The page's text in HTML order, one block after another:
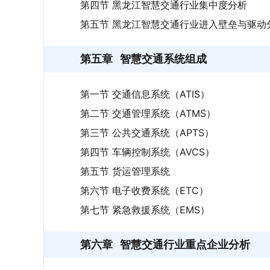
第四节 黑龙江智慧交通行业集中度分析
第五节 黑龙江智慧交通行业进入壁垒与驱动
第五章 智慧交通系统组成
第一节 交通信息系统（ATIS）
第二节 交通管理系统（ATMS）
第三节 公共交通系统（APTS）
第四节 车辆控制系统（AVCS）
第五节 货运管理系统
第六节 电子收费系统（ETC）
第七节 紧急救援系统（EMS）
第六章 智慧交通行业重点企业分析